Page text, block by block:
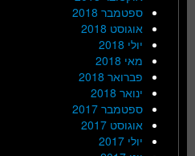
ספטמבר 2018
אוגוסט 2018
יולי 2018
מאי 2018
פברואר 2018
ינואר 2018
ספטמבר 2017
אוגוסט 2017
יולי 2017